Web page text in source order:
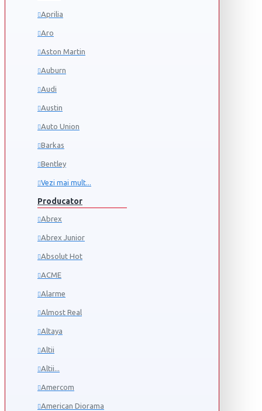
Aprilia
Aro
Aston Martin
Auburn
Audi
Austin
Auto Union
Barkas
Bentley
Vezi mai mult...
Producator
Abrex
Abrex Junior
Absolut Hot
ACME
Alarme
Almost Real
Altaya
Altii
Altii...
Amercom
American Diorama